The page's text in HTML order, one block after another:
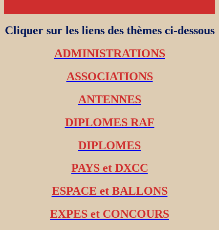
Cliquer sur les liens des thèmes ci-dessous
ADMINISTRATIONS
ASSOCIATIONS
ANTENNES
DIPLOMES RAF
DIPLOMES
PAYS et DXCC
ESPACE et BALLONS
EXPES et CONCOURS